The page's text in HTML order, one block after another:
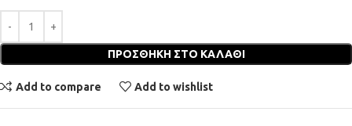
ΠΡΟΣΘΉΚΗ ΣΤΟ ΚΑΛΆΘΙ
Add to compare Add to wishlist